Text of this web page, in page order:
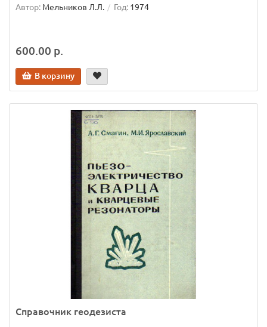
Автор: Мельников Л.Л. Год: 1974
600.00 р.
В корзину
Справочник геодезиста